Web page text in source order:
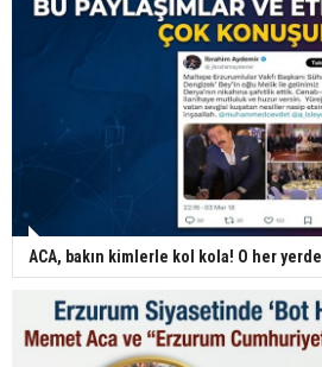
ACA, bakın kimlerle kol kola! O her yerde